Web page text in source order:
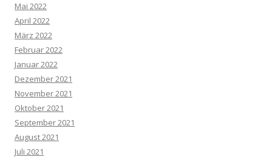
Mai 2022
April 2022
März 2022
Februar 2022
Januar 2022
Dezember 2021
November 2021
Oktober 2021
September 2021
August 2021
Juli 2021